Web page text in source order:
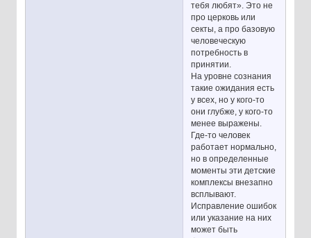
тебя любят». Это не
про церковь или
секты, а про базовую
человеческую
потребность в
принятии.
На уровне сознания
такие ожидания есть
у всех, но у кого-то
они глубже, у кого-то
менее выражены.
Где-то человек
работает нормально,
но в определенные
моменты эти детские
комплексы внезапно
всплывают.
Исправление ошибок
или указание на них
может быть